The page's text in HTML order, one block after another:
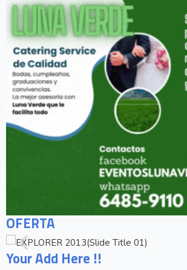
OFERTA
Your Add Here !!